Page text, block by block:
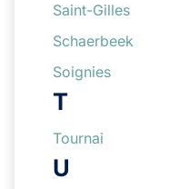
Saint-Gilles
Schaerbeek
Soignies
T
Tournai
U